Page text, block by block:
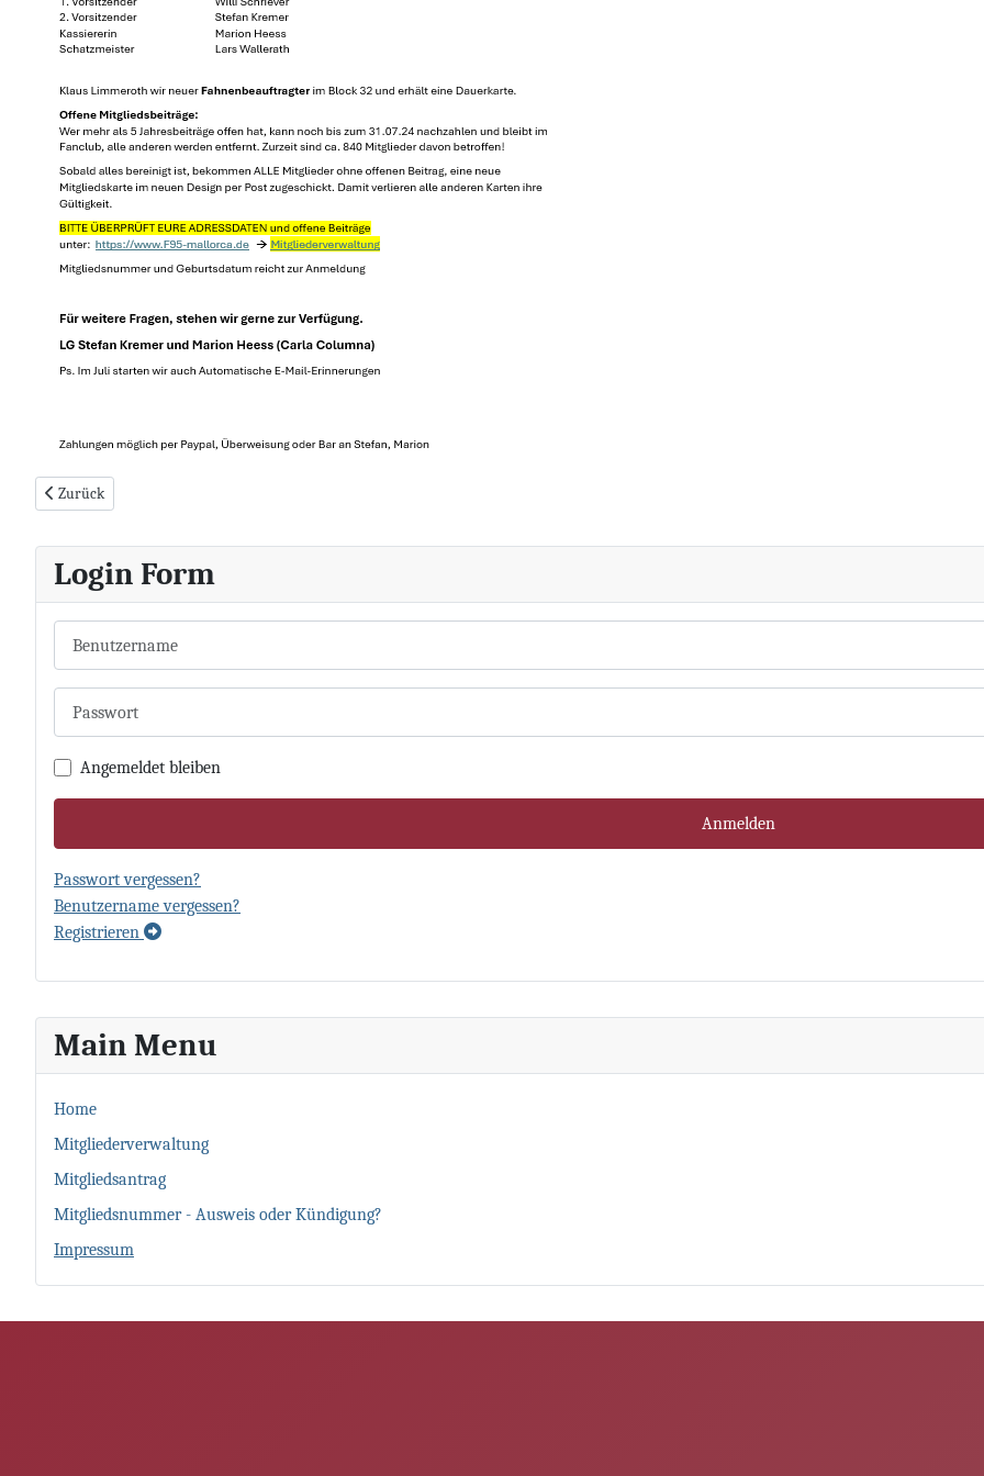
Main Menu
Home
Mitgliederverwaltung
Mitgliedsantrag
Mitgliedsnummer - Ausweis oder Kündigung?
Impressum
Vorheriger Beitrag: Ausweise
Zurück
Login Form
Angemeldet bleiben
Anmelden
Passwort vergessen?
Benutzername vergessen?
Registrieren